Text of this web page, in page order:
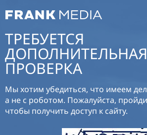
ТРЕБУЕТСЯ
ДОПОЛНИТЕЛЬНАЯ
ПРОВЕРКА
Мы хотим убедиться, что имеем
а не с роботом. Пожалуйста,
чтобы получить доступ к сайту.